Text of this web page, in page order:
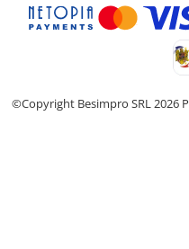
©Copyright Besimpro SRL 2026